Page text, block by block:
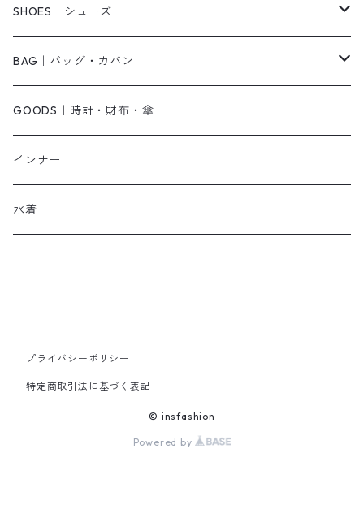
ベアトップ・チューブトップ
その他
シャツワンピース
キャミワンピース
オールインワン・サロペット
ジャンパースカート
その他
その他
ピアス・リング
ネックレス
ベルト
ブレスレット
帽子
ストール・マフラー
SHOES｜シューズ
パンプス
サンダル
ショートブーツ・ブーティ
ロングブーツ
その他
BAG｜バッグ・カバン
ショルダーバッグ
ハンドバッグ
リュック
その他
GOODS｜時計・財布・傘
インナー
水着
プライバシーポリシー
特定商取引法に基づく表記
© insfashion
Powered by